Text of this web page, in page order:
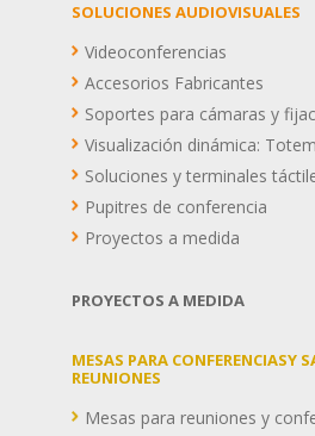
SOLUCIONES AUDIOVISUALES
Videoconferencias
Accesorios Fabricantes
Soportes para cámaras y
Visualización dinámica:
Soluciones y terminales
Pupitres de conferencia
Proyectos a medida
PROYECTOS A MEDIDA
MESAS PARA CONFERENCIASY
REUNIONES
Mesas para reuniones y